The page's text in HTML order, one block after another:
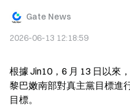
Gate News
2026-06-13 12:18:59
根據 Jin10，6 月 13 日以來
黎巴嫩南部對真主黨目標進
目標。